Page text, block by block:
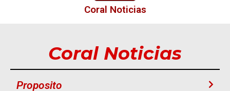
Coral Noticias
Coral Noticias
Proposito